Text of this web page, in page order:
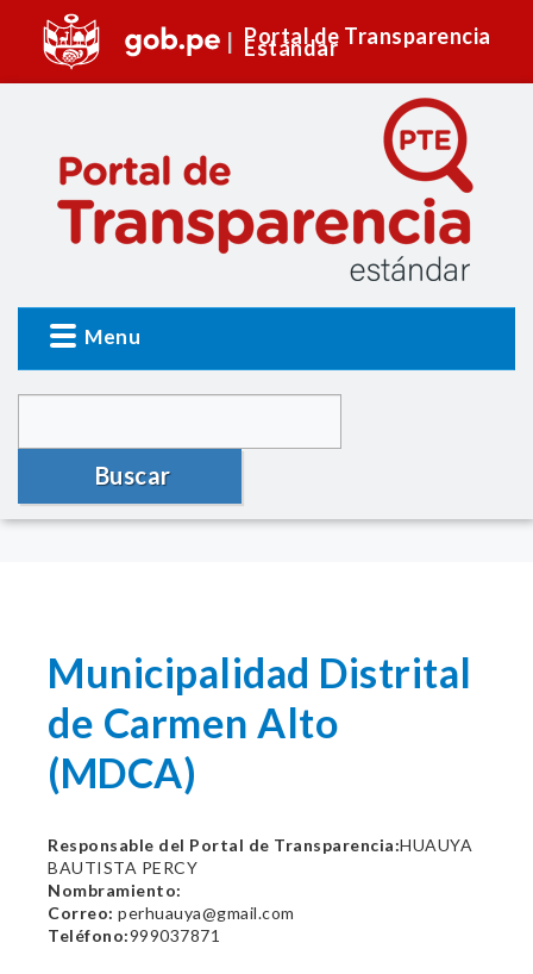
Portal de Transparencia
Estándar
Menu
Buscar
Municipalidad Distrital
de Carmen Alto
(MDCA)
Responsable del Portal de Transparencia:HUAUYA
BAUTISTA PERCY
Nombramiento:
Correo: perhuauya@gmail.com
Teléfono:999037871